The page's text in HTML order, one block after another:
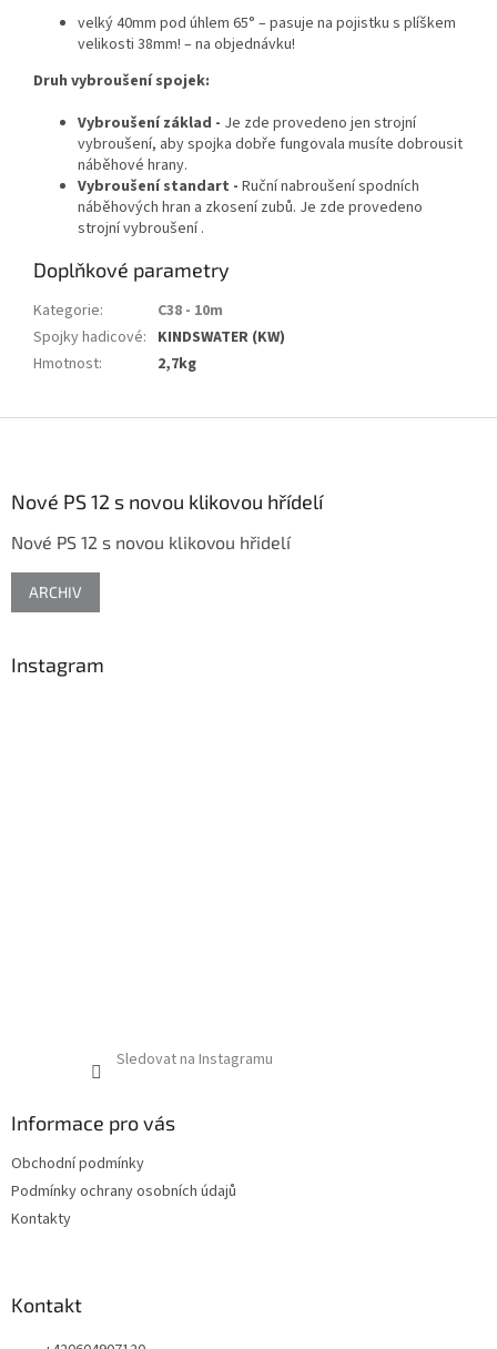
velký 40mm pod úhlem 65° – pasuje na pojistku s plíškem
velikosti 38mm! – na objednávku!
Druh vybroušení spojek:
Vybroušení základ - Je zde provedeno jen strojní
vybroušení, aby spojka dobře fungovala musíte dobrousit
náběhové hrany.
Vybroušení standart - Ruční nabroušení spodních
náběhových hran a zkosení zubů. Je zde provedeno
strojní vybroušení .
Doplňkové parametry
Kategorie:
C38 - 10m
Spojky hadicové: KINDSWATER (KW)
Hmotnost: 2,7kg
Nové PS 12 s novou klikovou hřídelí
Nové PS 12 s novou klikovou hřidelí
ARCHIV
Instagram
Sledovat na Instagramu
Informace pro vás
Obchodní podmínky
Podmínky ochrany osobních údajů
Kontakty
Kontakt